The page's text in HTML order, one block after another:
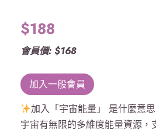
$188
會員價: $168
加入一般會員
加入「宇宙能量」 是什麼意思
宇宙有無限的多維度能量資源，